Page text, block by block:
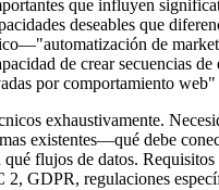
que influyen
deseables que
de
de crear secuencias de
por comportamiento web"
exhaustivamente.
existentes—qué debe
qué flujos de datos.
GDPR, regulaciones